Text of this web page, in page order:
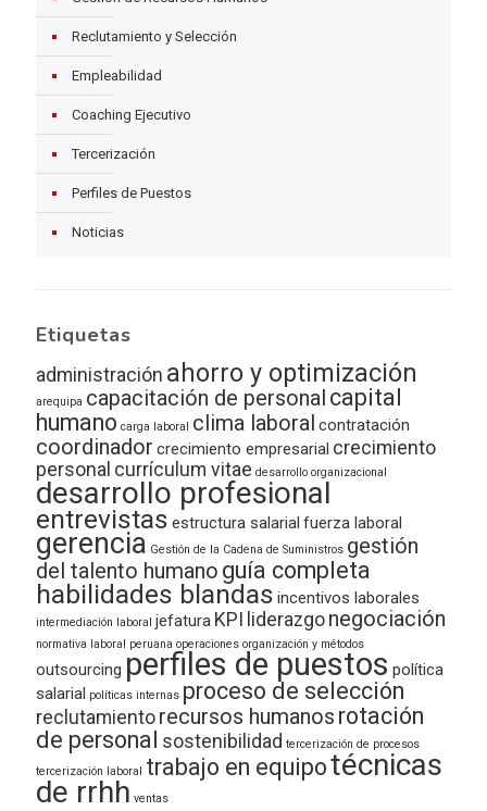
Reclutamiento y Selección
Empleabilidad
Coaching Ejecutivo
Tercerización
Perfiles de Puestos
Noticias
Etiquetas
administración ahorro y optimización
arequipa capacitación de personal capital
humano carga laboral clima laboral contratación
coordinador crecimiento empresarial crecimiento
personal currículum vitae desarrollo organizacional
desarrollo profesional
entrevistas estructura salarial fuerza laboral
gerencia Gestión de la Cadena de Suministros gestión
del talento humano guía completa
habilidades blandas incentivos laborales
intermediación laboral jefatura KPI liderazgo negociación
normativa laboral peruana operaciones organización y métodos
outsourcing perfiles de puestos política
salarial políticas internas proceso de selección
reclutamiento recursos humanos rotación
de personal sostenibilidad tercerización de procesos
tercerización laboral trabajo en equipotécnicas
de rrhh ventas